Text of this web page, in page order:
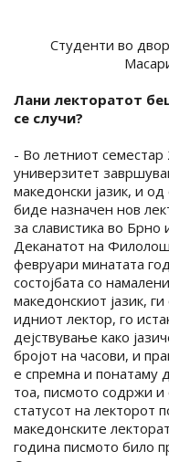
Студенти во
Лани лекторатот
се случи?
- Во летниот
универзитет
македонски јазик, и
биде назначен нов
за славистика во
Деканатот на
февруари минатата
состојбата со
македонскиот јазик,
идниот лектор, го
дејствување како
бројот на часови, и
е спремна и понатаму
тоа, писмото содржи
статусот на лекторот
македонските
година писмото било